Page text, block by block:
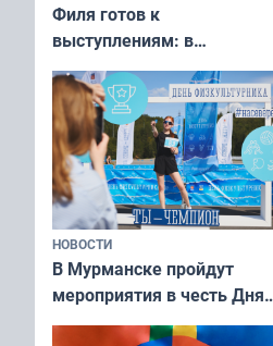
Филя готов к
выступлениям: в
мурманском океанариуме
рассказали о состоянии
тюленей
НОВОСТИ
В Мурманске пройдут
мероприятия в честь Дня
физкультурника